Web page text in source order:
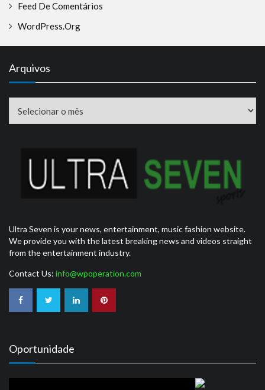
Feed De Comentários
WordPress.org
Arquivos
Ultra Seven is your news, entertainment, music fashion website.
We provide you with the latest breaking news and videos straight
from the entertainment industry.
Contact Us: info@wpoperation.com
Oportunidade